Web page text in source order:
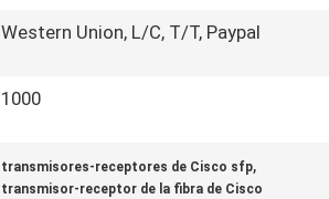
Western Union, L/C, T/T, Paypal
1000
transmisores-receptores de Cisco sfp,
transmisor-receptor de la fibra de Cisco